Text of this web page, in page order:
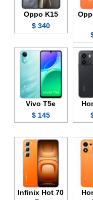
Oppo K15
340 $
Vivo T5e
145 $
Infinix Hot 70